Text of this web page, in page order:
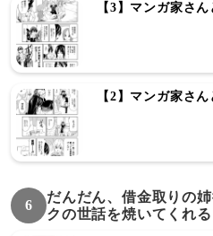
【3】マンガ家さ
【2】マンガ家さ
6
だんだん、借金取りの
クの世話を焼いてくれる